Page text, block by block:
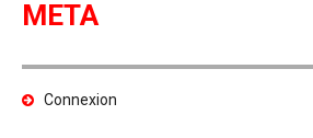
META
Connexion